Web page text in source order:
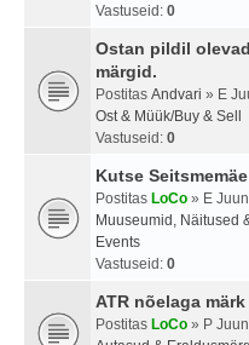
Vastuseid: 0
Ostan pildil
märgid.
Postitas Andvari » E
Ost & Müük/Buy & Sell
Vastuseid: 0
Kutse
Postitas LoCo » E
Muuseumid, Näitused
Events
Vastuseid: 0
ATR nõelaga märk
Postitas LoCo » P